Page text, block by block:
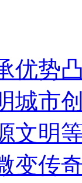
优势
城市
文明
变传